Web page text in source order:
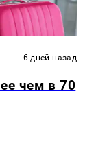
6 дней назад
чем в 70